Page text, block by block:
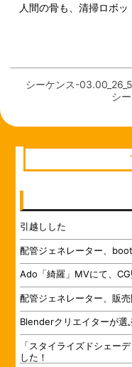
人間の骨も、清掃ロボッ
シーケンス-
シ
引越しした
配管ジェネレーター、
Ado「綺羅」MVにて、
配管ジェネレーター、販売
Blenderクリエイターが選
「スタイライズドシェー
した！